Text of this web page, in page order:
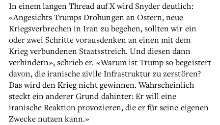
In einem langen Thread auf X wird Snyder deutlich:
«Angesichts Trumps Drohungen an Ostern, neue
Kriegsverbrechen in Iran zu begehen, sollten wir ein
oder zwei Schritte vorausdenken an einen mit dem
Krieg verbundenen Staatsstreich. Und diesen dann
verhindern», schrieb er. «Warum ist Trump so begeistert
davon, die iranische zivile Infrastruktur zu zerstören?
Das wird den Krieg nicht gewinnen. Wahrscheinlich
steckt ein anderer Grund dahinter: Er will eine
iranische Reaktion provozieren, die er für seine eigenen
Zwecke nutzen kann.»